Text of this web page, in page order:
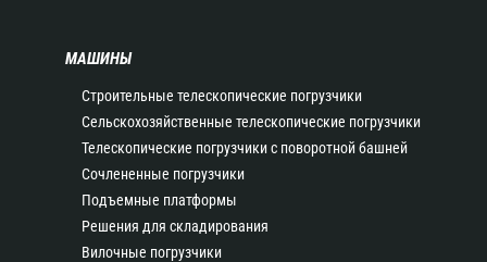
МАШИНЫ
Строительные телескопические погрузчики
Сельскохозяйственные телескопические погрузчики
Телескопические погрузчики с поворотной башней
Сочлененные погрузчики
Подъемные платформы
Решения для складирования
Вилочные погрузчики